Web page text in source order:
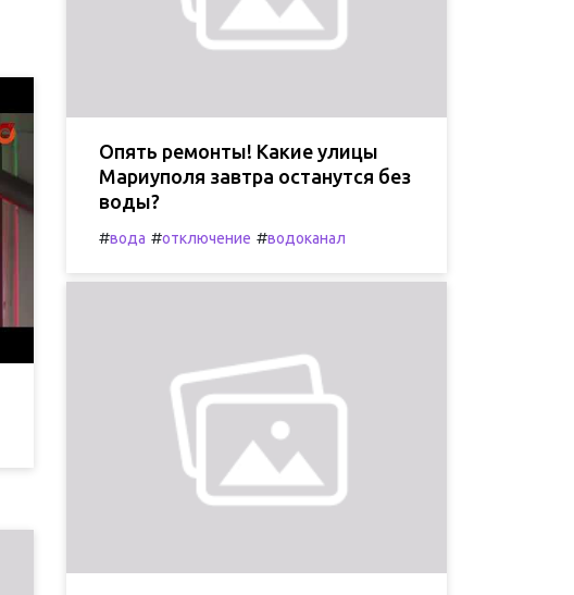
Опять ремонты! Какие улицы
Мариуполя завтра останутся без
воды?
#вода #отключение #водоканал